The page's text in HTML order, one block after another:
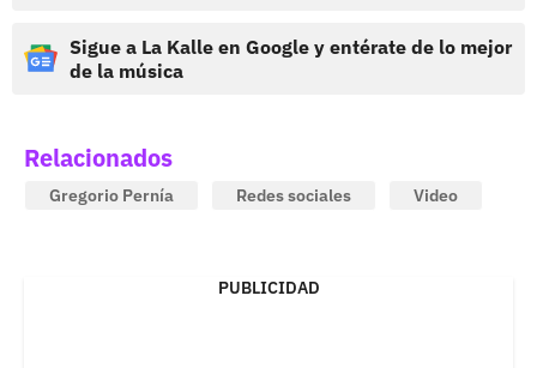
Sigue a La Kalle en Google y entérate de lo mejor
de la música
Relacionados
Gregorio Pernía Redes sociales Video
PUBLICIDAD